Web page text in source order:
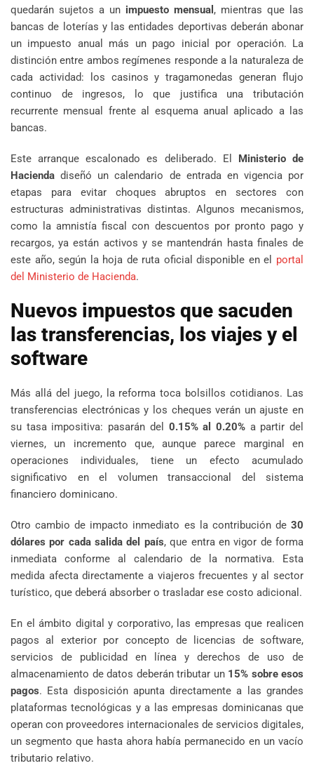
quedarán sujetos a un impuesto mensual , mientras que las
bancas de loterías y las entidades deportivas deberán abonar
un impuesto anual más un pago inicial por operación. La
distinción entre ambos regímenes responde a la naturaleza de
cada actividad: los casinos y tragamonedas generan flujo
continuo de ingresos, lo que justifica una tributación
recurrente mensual frente al esquema anual aplicado a las
bancas.
Este arranque escalonado es deliberado. El Ministerio de
Hacienda diseñó un calendario de entrada en vigencia por
etapas para evitar choques abruptos en sectores con
estructuras administrativas distintas. Algunos mecanismos,
como la amnistía fiscal con descuentos por pronto pago y
recargos, ya están activos y se mantendrán hasta finales de
este año, según la hoja de ruta oficial disponible en el portal
del Ministerio de Hacienda.
Nuevos impuestos que sacuden
las transferencias, los viajes y el
software
Más allá del juego, la reforma toca bolsillos cotidianos. Las
transferencias electrónicas y los cheques verán un ajuste en
su tasa impositiva: pasarán del 0.15% al 0.20%a partir del
viernes, un incremento que, aunque parece marginal en
operaciones individuales, tiene un efecto acumulado
significativo en el volumen transaccional del sistema
financiero dominicano.
Otro cambio de impacto inmediato es la contribución de 30
dólares por cada salida del país, que entra en vigor de forma
inmediata conforme al calendario de la normativa. Esta
medida afecta directamente a viajeros frecuentes y al sector
turístico, que deberá absorber o trasladar ese costo adicional.
En el ámbito digital y corporativo, las empresas que realicen
pagos al exterior por concepto de licencias de software,
servicios de publicidad en línea y derechos de uso de
almacenamiento de datos deberán tributar un 15% sobre esos
pagos. Esta disposición apunta directamente a las grandes
plataformas tecnológicas y a las empresas dominicanas que
operan con proveedores internacionales de servicios digitales,
un segmento que hasta ahora había permanecido en un vacío
tributario relativo.